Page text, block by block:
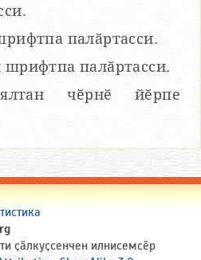
палӑртасси.
шрифтпа палӑртасси.
чӗрнӗ йӗрпе
ҫӑлкуҫсенчен илнисемсӗр